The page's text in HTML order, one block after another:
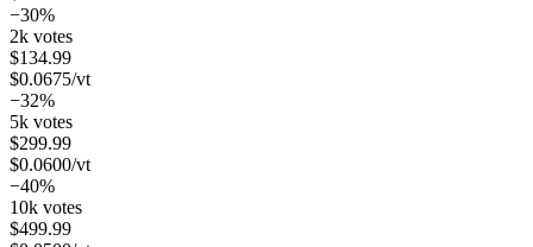
−30%
2k votes
$134.99
$0.0675/vt
−32%
5k votes
$299.99
$0.0600/vt
−40%
10k votes
$499.99